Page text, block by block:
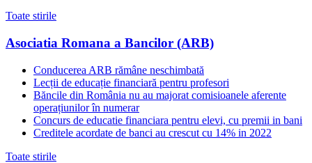
Toate stirile
Asociatia Romana a Bancilor (ARB)
Conducerea ARB rămâne neschimbată
Lecții de educație financiară pentru profesori
Băncile din România nu au majorat comisioanele aferente
operațiunilor în numerar
Concurs de educatie financiara pentru elevi, cu premii in bani
Creditele acordate de banci au crescut cu 14% in 2022
Toate stirile